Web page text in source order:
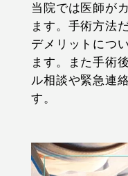
当院では医師が
ます。手術方法
デメリットにつ
ます。また手術
ル相談や緊急連
す。